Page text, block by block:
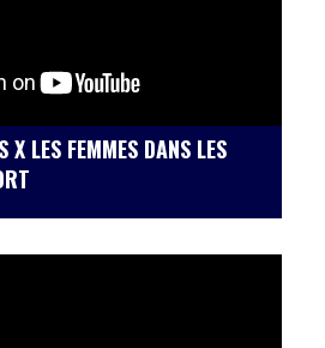
X LES FEMMES DANS LES